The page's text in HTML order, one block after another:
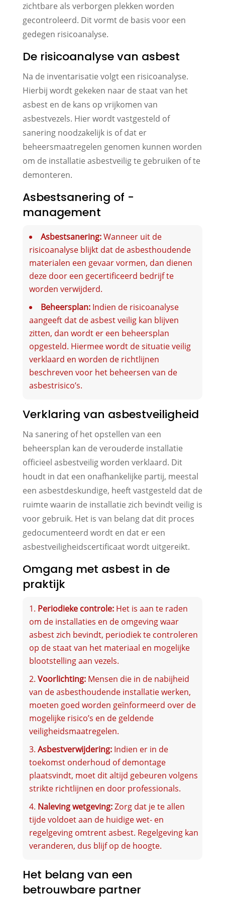
zichtbare als verborgen plekken worden
gecontroleerd. Dit vormt de basis voor een
gedegen risicoanalyse.
De risicoanalyse van asbest
Na de inventarisatie volgt een risicoanalyse.
Hierbij wordt gekeken naar de staat van het
asbest en de kans op vrijkomen van
asbestvezels. Hier wordt vastgesteld of
sanering noodzakelijk is of dat er
beheersmaatregelen genomen kunnen worden
om de installatie asbestveilig te gebruiken of te
demonteren.
Asbestsanering of -
management
Asbestsanering:Wanneer uit de
risicoanalyse blijkt dat de asbesthoudende
materialen een gevaar vormen, dan dienen
deze door een gecertificeerd bedrijf te
worden verwijderd.
Beheersplan:Indien de risicoanalyse
aangeeft dat de asbest veilig kan blijven
zitten, dan wordt er een beheersplan
opgesteld. Hiermee wordt de situatie veilig
verklaard en worden de richtlijnen
beschreven voor het beheersen van de
asbestrisico’s.
Verklaring van asbestveiligheid
Na sanering of het opstellen van een
beheersplan kan de verouderde installatie
officieel asbestveilig worden verklaard. Dit
houdt in dat een onafhankelijke partij, meestal
een asbestdeskundige, heeft vastgesteld dat de
ruimte waarin de installatie zich bevindt veilig is
voor gebruik. Het is van belang dat dit proces
gedocumenteerd wordt en dat er een
asbestveiligheidscertificaat wordt uitgereikt.
Omgang met asbest in de
praktijk
Periodieke controle:Het is aan te raden
om de installaties en de omgeving waar
asbest zich bevindt, periodiek te controleren
op de staat van het materiaal en mogelijke
blootstelling aan vezels.
Voorlichting:Mensen die in de nabijheid
van de asbesthoudende installatie werken,
moeten goed worden geïnformeerd over de
mogelijke risico’s en de geldende
veiligheidsmaatregelen.
Asbestverwijdering:Indien er in de
toekomst onderhoud of demontage
plaatsvindt, moet dit altijd gebeuren volgens
strikte richtlijnen en door professionals.
Naleving wetgeving:Zorg dat je te allen
tijde voldoet aan de huidige wet- en
regelgeving omtrent asbest. Regelgeving kan
veranderen, dus blijf op de hoogte.
Het belang van een
betrouwbare partner